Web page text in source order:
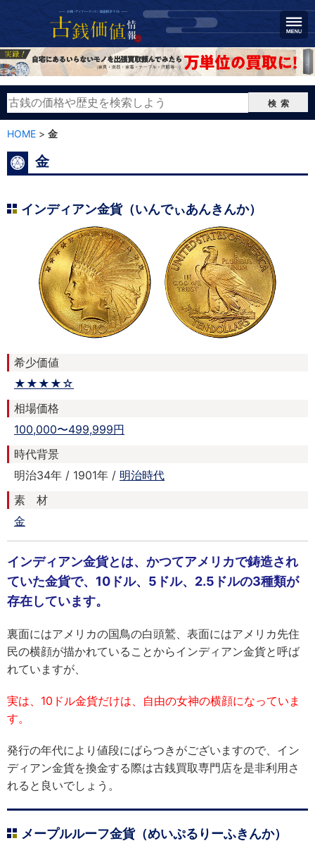
検索
HOME > 金
金
インディアン金貨（いんでぃあんきんか）
希少価値
★★★★☆
相場価格
100,000〜499,999円
時代背景
明治34年 / 1901年 / 明治時代
素 材
金
インディアン金貨とは、かつてアメリカで鋳造され
ていた金貨で、10ドル、5ドル、2.5ドルの3種類が
存在しています。
裏面にはアメリカの国鳥の白頭鷲、表面にはアメリカ先住
民の横顔が描かれていることからインディアン金貨と呼ば
れていますが、
実は、10ドル金貨だけは、自由の女神の横顔になっていま
す。
発行の年代により値段にばらつきがございますので、イン
ディアン金貨を換金する際は古銭買取専門店を是非利用さ
れると良いでしょう。
メープルルーフ金貨（めいぷるりーふきんか）